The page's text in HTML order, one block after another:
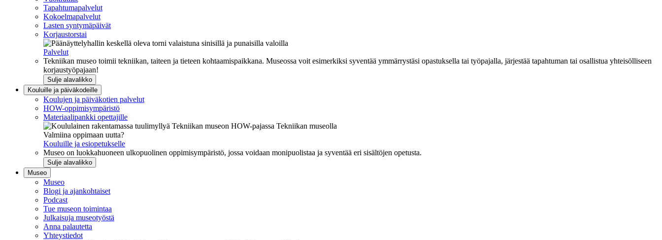
Tapahtumapalvelut
Kokoelmapalvelut
Lasten syntymäpäivät
Korjaustorstai
Palvelut
Tekniikan museo toimii tekniikan, taiteen ja tieteen kohtaamispaikkana. Museossa voit esimerkiksi syventää ymmärrystäsi opastuksella tai työpajalla, järjestää tapahtuman tai osallistua yhteisölliseen
korjaustyöpajaan!
Sulje alavalikko
Kouluille ja päiväkodeille
Koulujen ja päiväkotien palvelut
HOW-oppimisympäristö
Materiaalipankki opettajille
Valmiina oppimaan uutta?
Kouluille ja esiopetukselle
Museo on luokkahuoneen ulkopuolinen oppimisympäristö, jossa voidaan monipuolistaa ja syventää eri sisältöjen opetusta.
Sulje alavalikko
Museo
Museo
Blogi ja ajankohtaiset
Podcast
Tue museon toimintaa
Julkaisuja museotyöstä
Anna palautetta
Yhteystiedot